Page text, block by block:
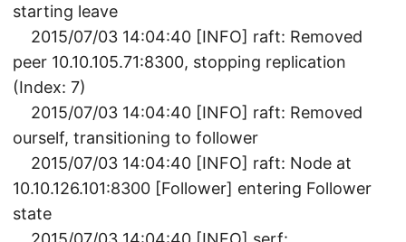
starting leave
2015/07/03 14:04:40 [INFO] raft: Removed
peer 10.10.105.71:8300, stopping replication
(Index: 7)
2015/07/03 14:04:40 [INFO] raft: Removed
ourself, transitioning to follower
2015/07/03 14:04:40 [INFO] raft: Node at
10.10.126.101:8300 [Follower] entering Follower
state